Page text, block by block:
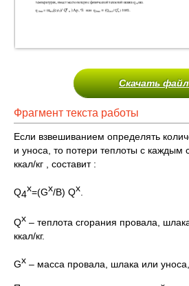
Скачать файл
Фрагмент текста работы
Если взвешиванием определять
и уноса, то потери теплоты с каждым
ккал/кг , составит :
Q4
х=(Gх/В) Qх
Qх – теплота сгорания провала,
ккал/кг.
Gх – масса провала, шлака или уноса,